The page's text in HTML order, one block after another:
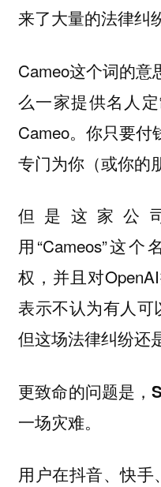
来了大量的法律纠
Cameo这个词的
么一家提供名人
Cameo。你只要付
专门为你（或你的
但是这家公
用“Cameos”这
权，并且对
表示不认为有人可
但这场法律纠纷还
更致命的问题是，
一场灾难。
用户在抖音、快